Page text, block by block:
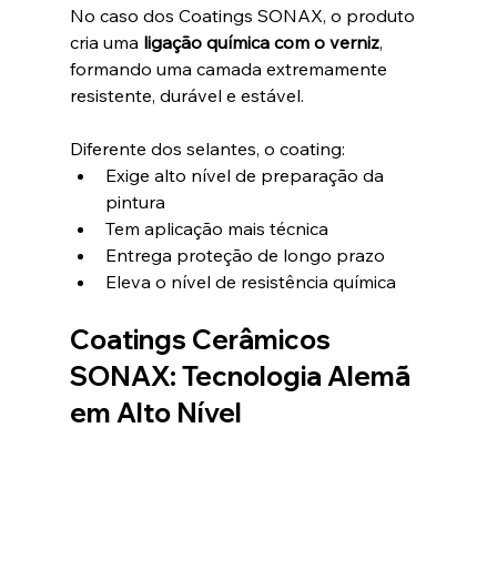
No caso dos Coatings SONAX, o produto
cria uma ligação química com o verniz,
formando uma camada extremamente
resistente, durável e estável.
Diferente dos selantes, o coating:
Exige alto nível de preparação da
pintura
Tem aplicação mais técnica
Entrega proteção de longo prazo
Eleva o nível de resistência química
Coatings Cerâmicos
SONAX: Tecnologia Alemã
em Alto Nível